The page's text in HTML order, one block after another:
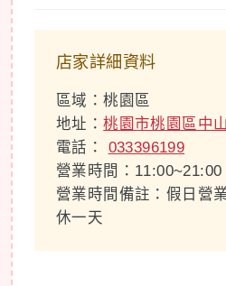
店家詳細資料
區域：桃園區
地址：桃園市桃園區中
電話： 033396199
營業時間：11:00~21:00
營業時間備註：假日營
休一天